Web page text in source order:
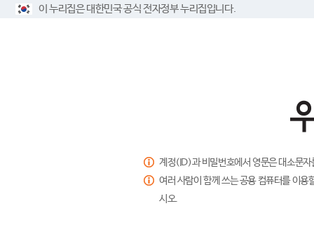
이 누리집은 대한민국 공식 전자정부 누리집입니다.
계정(ID)과 비밀번호에서 영문은 대소문
여러 사람이 함께 쓰는 공용 컴퓨터를 이
시오.